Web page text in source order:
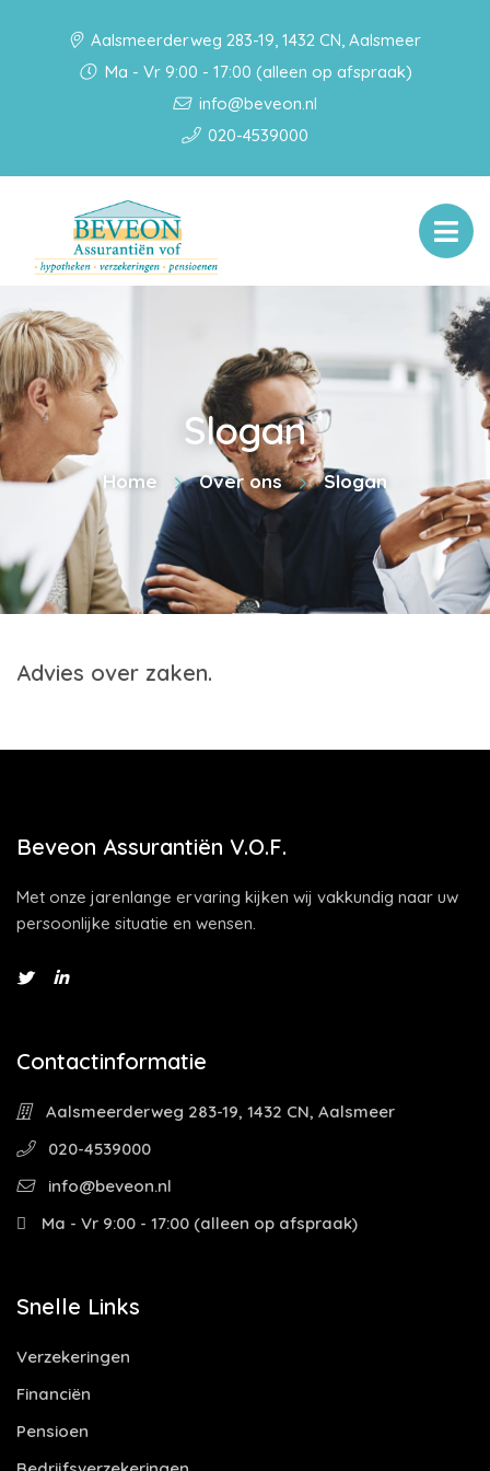
Aalsmeerderweg 283-19, 1432 CN, Aalsmeer
Ma - Vr 9:00 - 17:00 (alleen op afspraak)
info@beveon.nl
020-4539000
Slogan
Home Over ons Slogan
Advies over zaken.
Beveon Assurantiën V.O.F.
Met onze jarenlange ervaring kijken wij vakkundig naar uw
persoonlijke situatie en wensen.
Contactinformatie
Aalsmeerderweg 283-19, 1432 CN, Aalsmeer
020-4539000
info@beveon.nl
Ma - Vr 9:00 - 17:00 (alleen op afspraak)
Snelle Links
Verzekeringen
Financiën
Pensioen